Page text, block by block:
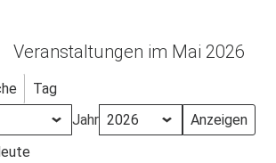
Veranstaltungen im Mai 2026
Tag
Jahr